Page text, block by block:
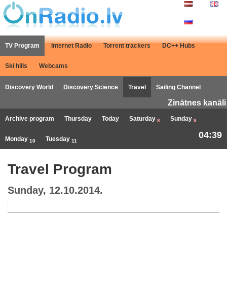
TV Program Internet Radio Torrent trackers DC++ Hubs
Ski hills Webcams
Discovery World Discovery Science Travel Sailing Channel
Zinātnes kanāli
Archive program Thursday Today Saturday 8 Sunday 9
Monday 10 Tuesday 11
04:39
Travel Program
Sunday, 12.10.2014.